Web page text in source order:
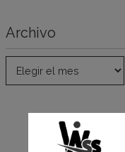
Archivo